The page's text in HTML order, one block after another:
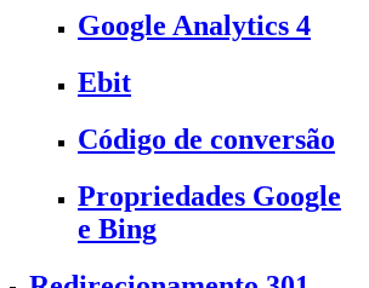
Google Analytics 4
Ebit
Código de conversão
Propriedades Google
e Bing